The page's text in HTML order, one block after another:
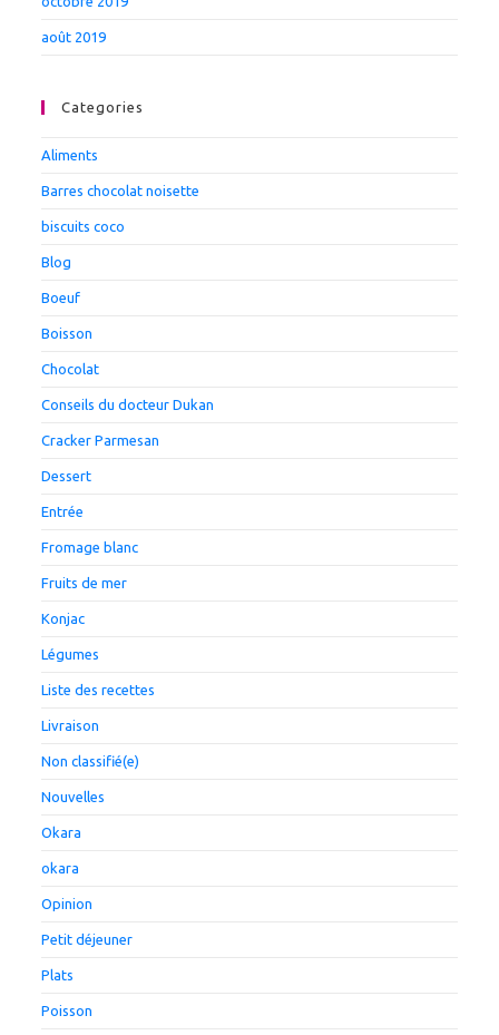
août 2019
Categories
Aliments
Barres chocolat noisette
biscuits coco
Blog
Boeuf
Boisson
Chocolat
Conseils du docteur Dukan
Cracker Parmesan
Dessert
Entrée
Fromage blanc
Fruits de mer
Konjac
Légumes
Liste des recettes
Livraison
Non classifié(e)
Nouvelles
Okara
okara
Opinion
Petit déjeuner
Plats
Poisson